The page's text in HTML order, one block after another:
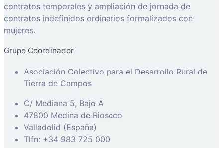
contratos temporales y ampliación de jornada de
contratos indefinidos ordinarios formalizados con
mujeres.
Grupo Coordinador
Asociación Colectivo para el Desarrollo Rural de
Tierra de Campos
C/ Mediana 5, Bajo A
47800 Medina de Rioseco
Valladolid (España)
Tlfn: +34 983 725 000